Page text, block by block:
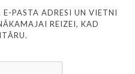
PASTA ADRESI UN VIETNI
REIZEI, KAD